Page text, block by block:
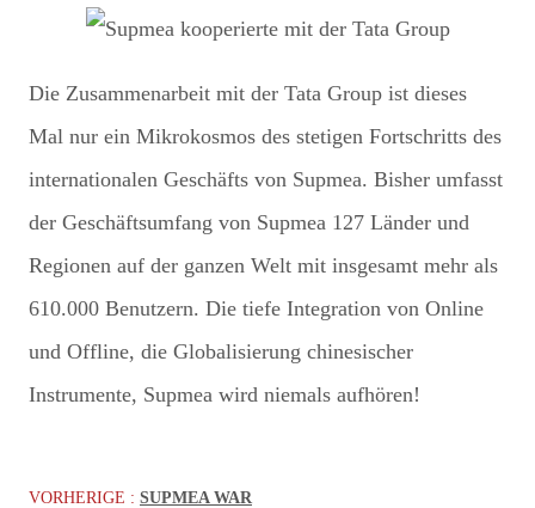
Die Zusammenarbeit mit der Tata Group ist dieses
Mal nur ein Mikrokosmos des stetigen Fortschritts des
internationalen Geschäfts von Supmea. Bisher umfasst
der Geschäftsumfang von Supmea 127 Länder und
Regionen auf der ganzen Welt mit insgesamt mehr als
610.000 Benutzern. Die tiefe Integration von Online
und Offline, die Globalisierung chinesischer
Instrumente, Supmea wird niemals aufhören!
VORHERIGE : SUPMEA WAR